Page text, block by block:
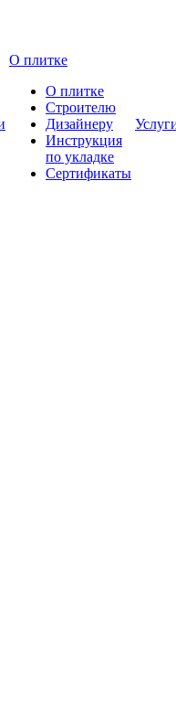
О плитке
О плитке
Строителю
Дизайнеру
Инструкция
по укладке
Сертификаты